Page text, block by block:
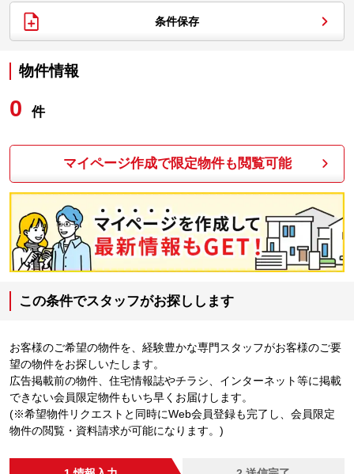
条件保存
物件情報
0 件
マイページ作成で限定物件も閲覧可能
この条件でスタッフがお探しします
お客様のご希望の物件を、経験豊かな専門スタッフがお客様のご要
望の物件をお探しいたします。
広告掲載前の物件、住宅情報誌やチラシ、インターネット等に掲載
できない会員限定物件もいち早くお届けします。
(※希望物件リクエストと同時にWeb会員登録も完了し、会員限定
物件の閲覧・資料請求が可能になります。)